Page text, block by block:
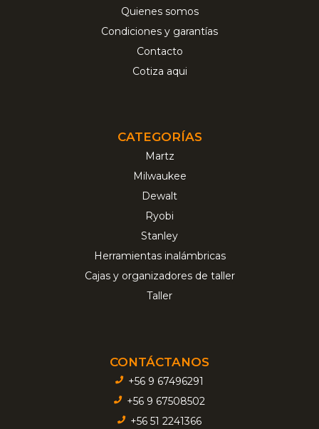
Quienes somos
Condiciones y garantías
Contacto
Cotiza aqui
CATEGORÍAS
Martz
Milwaukee
Dewalt
Ryobi
Stanley
Herramientas inalámbricas
Cajas y organizadores de taller
Taller
CONTÁCTANOS
+56 9 67496291
+56 9 67508502
+56 51 2241366